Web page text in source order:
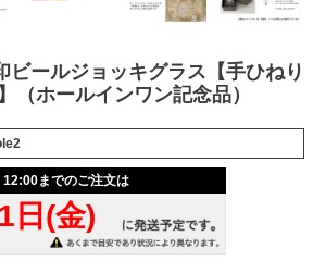
ビールジョッキグラス【手ひねり
（ホールインワン記念品）